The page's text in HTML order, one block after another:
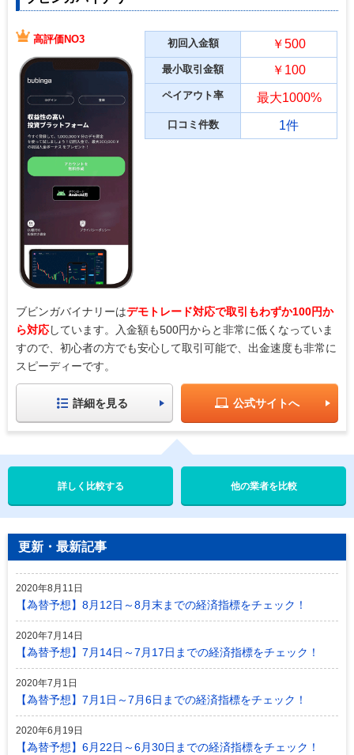
高評価NO3 初回入金額 ￥500
最小取引金額 ￥100
ペイアウト率 最大1000%
口コミ件数 1件
ブビンガバイナリーはデモトレード対応で取引もわずか100円か
ら対応しています。入金額も500円からと非常に低くなっていま
すので、初心者の方でも安心して取引可能で、出金速度も非常に
スピーディーです。
詳細を見る 公式サイトへ
他の業者を比較
更新・最新記事
2020年8月11日
【為替予想】8月12日～8月末までの経済指標をチェック！
2020年7月14日
【為替予想】7月14日～7月17日までの経済指標をチェック！
2020年7月1日
【為替予想】7月1日～7月6日までの経済指標をチェック！
2020年6月19日
【為替予想】6月22日～6月30日までの経済指標をチェック！